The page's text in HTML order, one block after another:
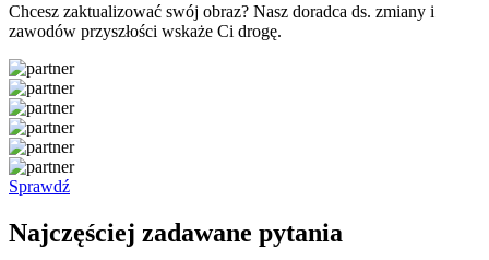
Chcesz zaktualizować swój obraz? Nasz doradca ds. zmiany i
zawodów przyszłości wskaże Ci drogę.
Sprawdź
Najczęściej zadawane pytania